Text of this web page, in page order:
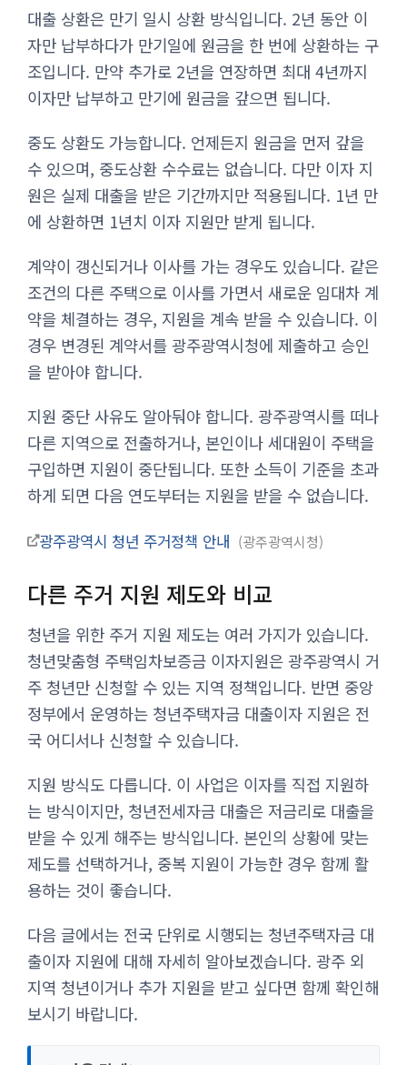
대출 상환은 만기 일시 상환 방식입니다. 2년 동안 이
자만 납부하다가 만기일에 원금을 한 번에 상환하는 구
조입니다. 만약 추가로 2년을 연장하면 최대 4년까지
이자만 납부하고 만기에 원금을 갚으면 됩니다.
중도 상환도 가능합니다. 언제든지 원금을 먼저 갚을
수 있으며, 중도상환 수수료는 없습니다. 다만 이자 지
원은 실제 대출을 받은 기간까지만 적용됩니다. 1년 만
에 상환하면 1년치 이자 지원만 받게 됩니다.
계약이 갱신되거나 이사를 가는 경우도 있습니다. 같은
조건의 다른 주택으로 이사를 가면서 새로운 임대차 계
약을 체결하는 경우, 지원을 계속 받을 수 있습니다. 이
경우 변경된 계약서를 광주광역시청에 제출하고 승인
을 받아야 합니다.
지원 중단 사유도 알아둬야 합니다. 광주광역시를 떠나
다른 지역으로 전출하거나, 본인이나 세대원이 주택을
구입하면 지원이 중단됩니다. 또한 소득이 기준을 초과
하게 되면 다음 연도부터는 지원을 받을 수 없습니다.
광주광역시 청년 주거정책 안내 광주광역시청
다른 주거 지원 제도와 비교
청년을 위한 주거 지원 제도는 여러 가지가 있습니다.
청년맞춤형 주택임차보증금 이자지원은 광주광역시 거
주 청년만 신청할 수 있는 지역 정책입니다. 반면 중앙
정부에서 운영하는 청년주택자금 대출이자 지원은 전
국 어디서나 신청할 수 있습니다.
지원 방식도 다릅니다. 이 사업은 이자를 직접 지원하
는 방식이지만, 청년전세자금 대출은 저금리로 대출을
받을 수 있게 해주는 방식입니다. 본인의 상황에 맞는
제도를 선택하거나, 중복 지원이 가능한 경우 함께 활
용하는 것이 좋습니다.
다음 글에서는 전국 단위로 시행되는 청년주택자금 대
출이자 지원에 대해 자세히 알아보겠습니다. 광주 외
지역 청년이거나 추가 지원을 받고 싶다면 함께 확인해
보시기 바랍니다.